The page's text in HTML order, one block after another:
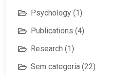
Psychology (1)
Publications (4)
Research (1)
Sem categoria (22)